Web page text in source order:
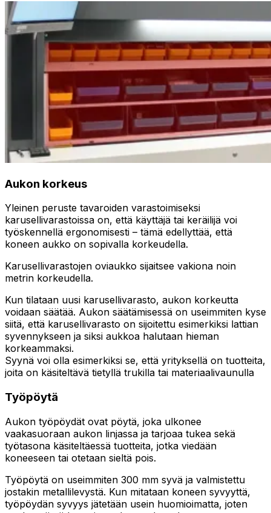
Aukon korkeus
Yleinen peruste tavaroiden varastoimiseksi
karusellivarastoissa on, että käyttäjä tai keräilijä voi
työskennellä ergonomisesti – tämä edellyttää, että
koneen aukko on sopivalla korkeudella.
Karusellivarastojen oviaukko sijaitsee vakiona noin
metrin korkeudella.
Kun tilataan uusi karusellivarasto, aukon korkeutta
voidaan säätää. Aukon säätämisessä on useimmiten kyse
siitä, että karusellivarasto on sijoitettu esimerkiksi lattian
syvennykseen ja siksi aukkoa halutaan hieman
korkeammaksi.
Syynä voi olla esimerkiksi se, että yrityksellä on tuotteita,
joita on käsiteltävä tietyllä trukilla tai materiaalivaunulla
Työpöytä
Aukon työpöydät ovat pöytä, joka ulkonee
vaakasuoraan aukon linjassa ja tarjoaa tukea sekä
työtasona käsiteltäessä tuotteita, jotka viedään
koneeseen tai otetaan sieltä pois.
Työpöytä on useimmiten 300 mm syvä ja valmistettu
jostakin metallilevystä. Kun mitataan koneen syvyyttä,
työpöydän syvyys jätetään usein huomioimatta, joten